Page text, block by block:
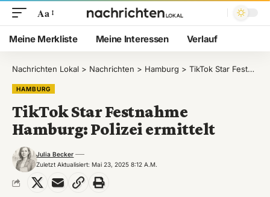
Aa
Meine Merkliste Meine Interessen Verlauf
Nachrichten Lokal > Nachrichten > Hamburg > TikTok Star Festnahme Hamburg: Polizei ermittelt
HAMBURG
TikTok Star Festnahme
Hamburg: Polizei ermittelt
Zuletzt Aktualisiert: Mai 23, 2025 8:12 A.m.
Julia Becker